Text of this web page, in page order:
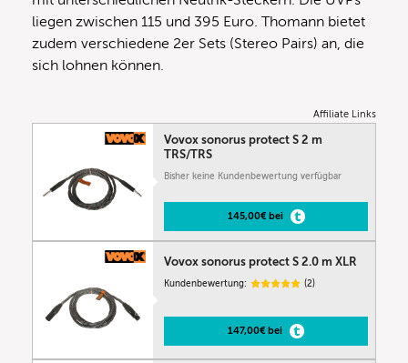
liegen zwischen 115 und 395 Euro. Thomann bietet
zudem verschiedene 2er Sets (Stereo Pairs) an, die
sich lohnen können.
Affiliate Links
Vovox sonorus protect S 2 m
TRS/TRS
Bisher keine Kundenbewertung verfügbar
145,00€ bei
Vovox sonorus protect S 2.0 m XLR
Kundenbewertung: (2)
147,00€ bei